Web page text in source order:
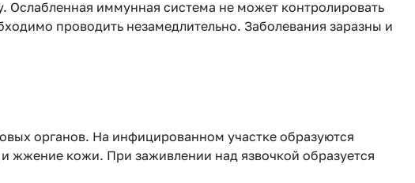
Ослабленная иммунная система не может контролировать
проводить незамедлительно. Заболевания заразны и
органов. На инфицированном участке образуются
кожи. При заживлении над язвочкой образуется